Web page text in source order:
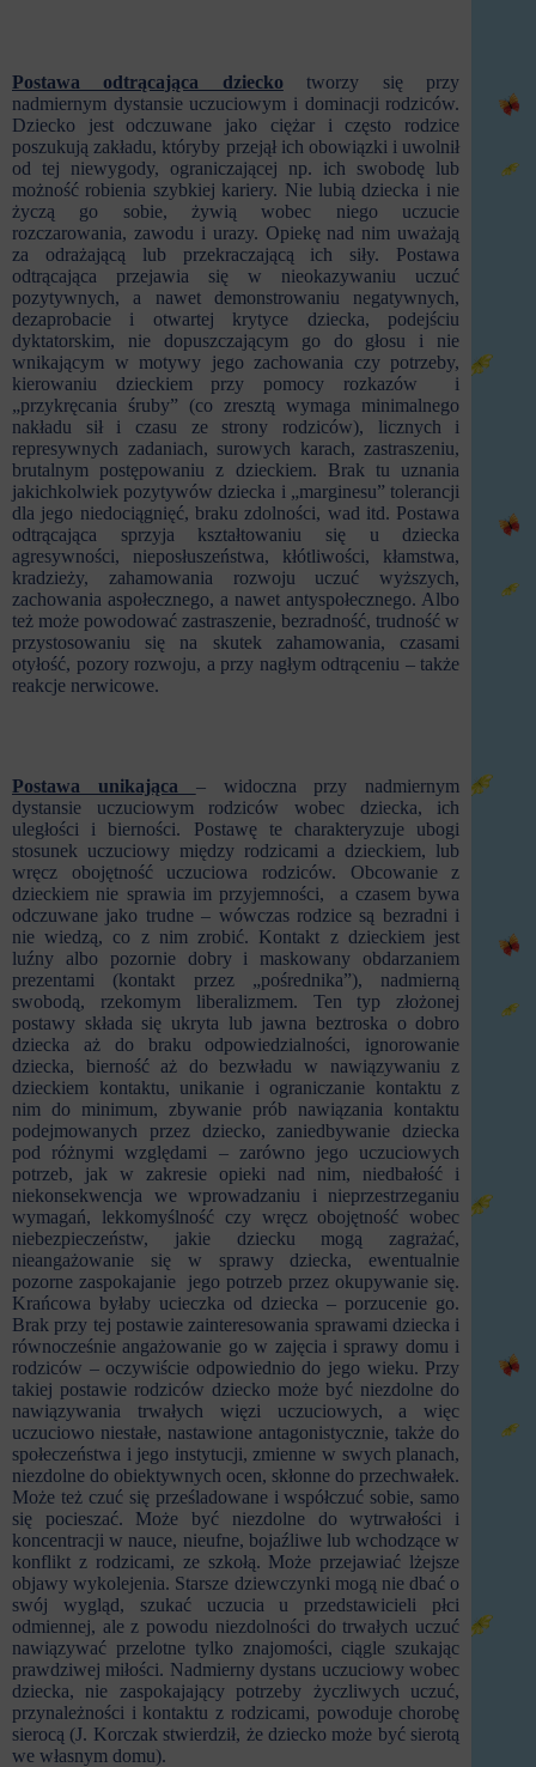
Postawa odtrącająca dzieckotworzy się przy
nadmiernym dystansie uczuciowym i dominacji rodziców.
Dziecko jest odczuwane jako ciężar i często rodzice
poszukują zakładu, któryby przejął ich obowiązki i uwolnił
od tej niewygody, ograniczającej np. ich swobodę lub
możność robienia szybkiej kariery. Nie lubią dziecka i nie
życzą go sobie, żywią wobec niego uczucie
rozczarowania, zawodu i urazy. Opiekę nad nim uważają
za odrażającą lub przekraczającą ich siły. Postawa
odtrącająca przejawia się w nieokazywaniu uczuć
pozytywnych, a nawet demonstrowaniu negatywnych,
dezaprobacie i otwartej krytyce dziecka, podejściu
dyktatorskim, nie dopuszczającym go do głosu i nie
wnikającym w motywy jego zachowania czy potrzeby,
kierowaniu dzieckiem przy pomocy rozkazów i
„przykręcania śruby” (co zresztą wymaga minimalnego
nakładu sił i czasu ze strony rodziców), licznych i
represywnych zadaniach, surowych karach, zastraszeniu,
brutalnym postępowaniu z dzieckiem. Brak tu uznania
jakichkolwiek pozytywów dziecka i „marginesu” tolerancji
dla jego niedociągnięć, braku zdolności, wad itd. Postawa
odtrącająca sprzyja kształtowaniu się u dziecka
agresywności, nieposłuszeństwa, kłótliwości, kłamstwa,
kradzieży, zahamowania rozwoju uczuć wyższych,
zachowania aspołecznego, a nawet antyspołecznego. Albo
też może powodować zastraszenie, bezradność, trudność w
przystosowaniu się na skutek zahamowania, czasami
otyłość, pozory rozwoju, a przy nagłym odtrąceniu – także
reakcje nerwicowe.
Postawa unikająca – widoczna przy nadmiernym
dystansie uczuciowym rodziców wobec dziecka, ich
uległości i bierności. Postawę te charakteryzuje ubogi
stosunek uczuciowy między rodzicami a dzieckiem, lub
wręcz obojętność uczuciowa rodziców. Obcowanie z
dzieckiem nie sprawia im przyjemności, a czasem bywa
odczuwane jako trudne – wówczas rodzice są bezradni i
nie wiedzą, co z nim zrobić. Kontakt z dzieckiem jest
luźny albo pozornie dobry i maskowany obdarzaniem
prezentami (kontakt przez „pośrednika”), nadmierną
swobodą, rzekomym liberalizmem. Ten typ złożonej
postawy składa się ukryta lub jawna beztroska o dobro
dziecka aż do braku odpowiedzialności, ignorowanie
dziecka, bierność aż do bezwładu w nawiązywaniu z
dzieckiem kontaktu, unikanie i ograniczanie kontaktu z
nim do minimum, zbywanie prób nawiązania kontaktu
podejmowanych przez dziecko, zaniedbywanie dziecka
pod różnymi względami – zarówno jego uczuciowych
potrzeb, jak w zakresie opieki nad nim, niedbałość i
niekonsekwencja we wprowadzaniu i nieprzestrzeganiu
wymagań, lekkomyślność czy wręcz obojętność wobec
niebezpieczeństw, jakie dziecku mogą zagrażać,
nieangażowanie się w sprawy dziecka, ewentualnie
pozorne zaspokajanie jego potrzeb przez okupywanie się.
Krańcowa byłaby ucieczka od dziecka – porzucenie go.
Brak przy tej postawie zainteresowania sprawami dziecka i
równocześnie angażowanie go w zajęcia i sprawy domu i
rodziców – oczywiście odpowiednio do jego wieku. Przy
takiej postawie rodziców dziecko może być niezdolne do
nawiązywania trwałych więzi uczuciowych, a więc
uczuciowo niestałe, nastawione antagonistycznie, także do
społeczeństwa i jego instytucji, zmienne w swych planach,
niezdolne do obiektywnych ocen, skłonne do przechwałek.
Może też czuć się prześladowane i współczuć sobie, samo
się pocieszać. Może być niezdolne do wytrwałości i
koncentracji w nauce, nieufne, bojaźliwe lub wchodzące w
konflikt z rodzicami, ze szkołą. Może przejawiać lżejsze
objawy wykolejenia. Starsze dziewczynki mogą nie dbać o
swój wygląd, szukać uczucia u przedstawicieli płci
odmiennej, ale z powodu niezdolności do trwałych uczuć
nawiązywać przelotne tylko znajomości, ciągle szukając
prawdziwej miłości. Nadmierny dystans uczuciowy wobec
dziecka, nie zaspokajający potrzeby życzliwych uczuć,
przynależności i kontaktu z rodzicami, powoduje chorobę
sierocą (J. Korczak stwierdził, że dziecko może być sierotą
we własnym domu).